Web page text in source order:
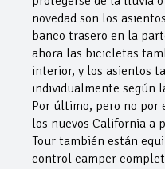
novedad son los
banco trasero en la
ahora las bicicletas
interior, y los asientos
individualmente según
Por último, pero no por
los nuevos California a
Tour también están
control camper